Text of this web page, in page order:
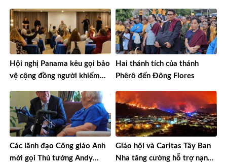
Hội nghị Panama kêu gọi bảo
vệ cộng đồng người khiếm
Hai thánh tích của thánh
Phêrô đến Đông Flores
Các lãnh đạo Công giáo Anh
mời gọi Thủ tướng Andy
Giáo hội và Caritas Tây Ban
Nha tăng cường hỗ trợ nạn